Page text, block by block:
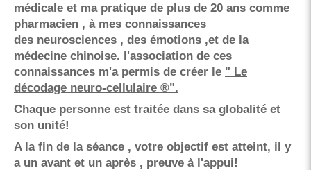
médicale et ma pratique de plus de 20 ans comme
pharmacien , à mes connaissances
des neurosciences , des émotions ,et de la
médecine chinoise. l'association de ces
connaissances m'a permis de créer le " Le
décodage neuro-cellulaire ®".
Chaque personne est traitée dans sa globalité et
son unité!
A la fin de la séance , votre objectif est atteint, il y
a un avant et un après , preuve à l'appui!